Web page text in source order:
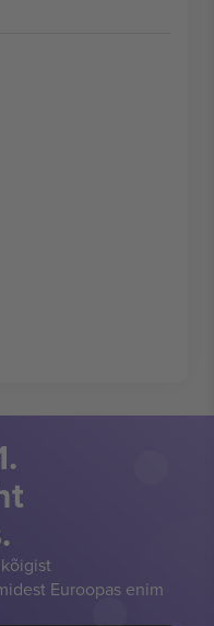
Euroopas enim